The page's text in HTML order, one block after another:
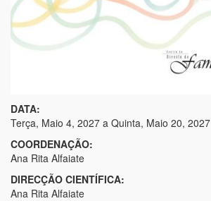
DATA:
Terça, Maio 4, 2027 a Quinta, Maio 20, 2027
COORDENAÇÃO:
Ana Rita Alfaiate
DIRECÇÃO CIENTÍFICA:
Ana Rita Alfaiate